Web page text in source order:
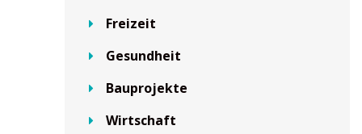
Freizeit
Gesundheit
Bauprojekte
Wirtschaft